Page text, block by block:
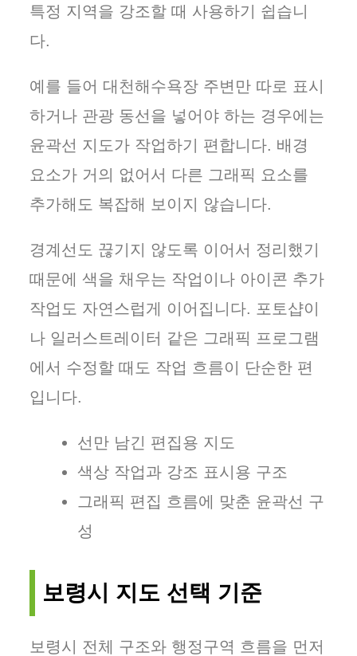
특정 지역을 강조할 때 사용하기 쉽습니
다.
예를 들어 대천해수욕장 주변만 따로 표시
하거나 관광 동선을 넣어야 하는 경우에는
윤곽선 지도가 작업하기 편합니다. 배경
요소가 거의 없어서 다른 그래픽 요소를
추가해도 복잡해 보이지 않습니다.
경계선도 끊기지 않도록 이어서 정리했기
때문에 색을 채우는 작업이나 아이콘 추가
작업도 자연스럽게 이어집니다. 포토샵이
나 일러스트레이터 같은 그래픽 프로그램
에서 수정할 때도 작업 흐름이 단순한 편
입니다.
선만 남긴 편집용 지도
색상 작업과 강조 표시용 구조
그래픽 편집 흐름에 맞춘 윤곽선 구
성
보령시 지도 선택 기준
보령시 전체 구조와 행정구역 흐름을 먼저